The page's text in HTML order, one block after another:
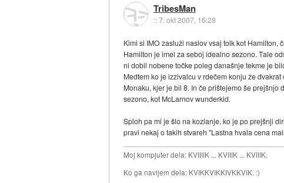
TribesMan
::7. okt 2007, 16:28
Kimi si IMO zasluži naslov vsaj tolk kot Hamilton,
Hamilton je imel za seboj idealno sezono. Tale
ni dobil nobene točke poleg današnje tekme je
Medtem ko je izzivalcu v rdečem konju že
Monaku, kjer je bil 8. In če prištejemo še
sezono, kot McLarnov wunderkid.
Sploh pa mi je šlo na kozlanje, ko je po prejšnji
pravi nekaj o takih stvareh "Lastna hvala cena
Moj kompjuter dela: KVIIIIK ... KVIIIK ... KVIIIK.
Ko ga navijem dela: KVIKKVIKKIVKKVIK. :)